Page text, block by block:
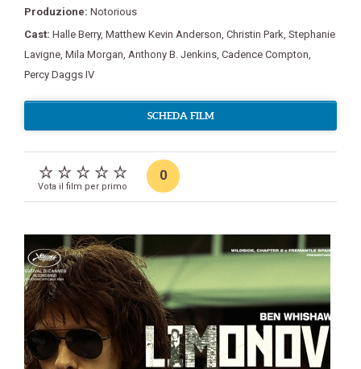
Produzione: Notorious
Cast: Halle Berry, Matthew Kevin Anderson, Christin Park, Stephanie
Lavigne, Mila Morgan, Anthony B. Jenkins, Cadence Compton,
Percy Daggs IV
SCHEDA FILM
Vota il film per primo
0